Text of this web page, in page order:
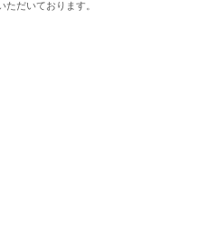
ただいております。